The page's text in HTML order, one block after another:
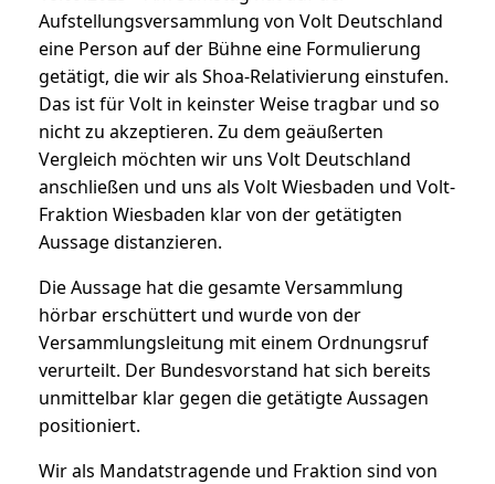
Aufstellungsversammlung von Volt Deutschland
eine Person auf der Bühne eine Formulierung
getätigt, die wir als Shoa-Relativierung einstufen.
Das ist für Volt in keinster Weise tragbar und so
nicht zu akzeptieren. Zu dem geäußerten
Vergleich möchten wir uns Volt Deutschland
anschließen und uns als Volt Wiesbaden und Volt-
Fraktion Wiesbaden klar von der getätigten
Aussage distanzieren.
Die Aussage hat die gesamte Versammlung
hörbar erschüttert und wurde von der
Versammlungsleitung mit einem Ordnungsruf
verurteilt. Der Bundesvorstand hat sich bereits
unmittelbar klar gegen die getätigte Aussagen
positioniert.
Wir als Mandatstragende und Fraktion sind von